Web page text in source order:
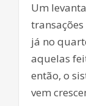
Um
já no
aquelas
então, o
vem